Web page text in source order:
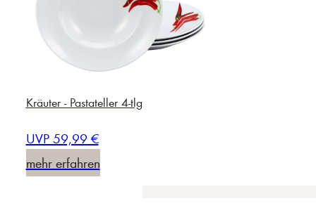
Kräuter - Pastateller 4-tlg
UVP 59,99 €
mehr erfahren